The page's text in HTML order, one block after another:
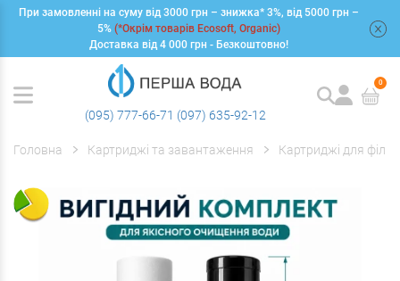
При замовленні на суму від 3000 грн – знижка* 3%, від 5000 грн –
5% (*Окрім товарів Ecosoft, Organic)
Доставка від 4 000 грн - Безкоштовно!
(095) 777-66-71 (097) 635-92-12
0
Головна Картриджі та завантаження Картриджі для